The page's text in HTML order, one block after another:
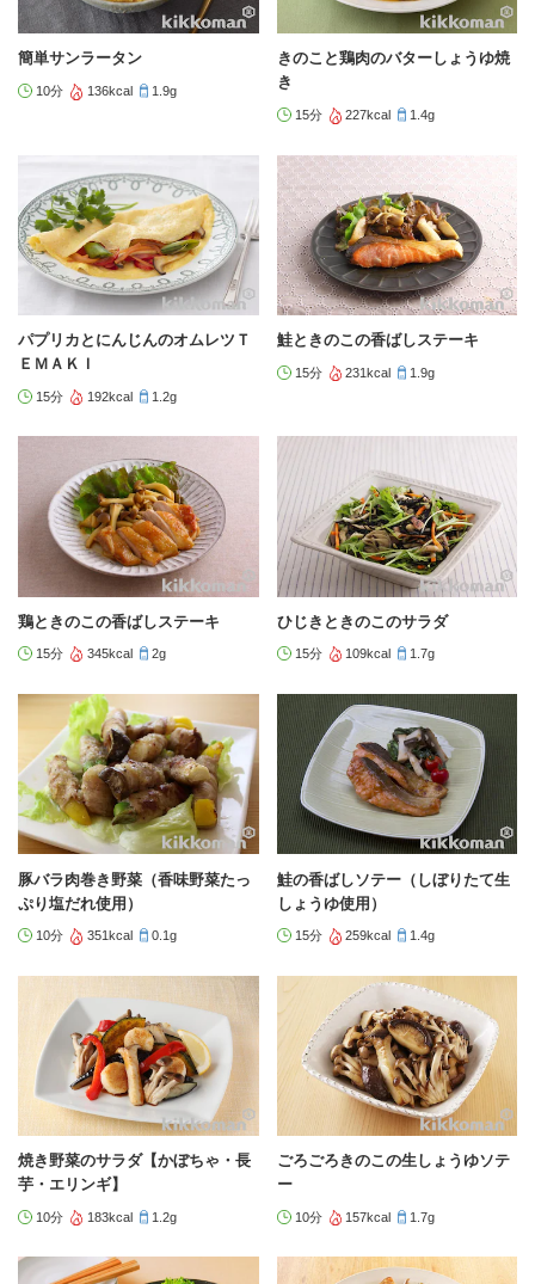
簡単サンラータン
10分 136kcal 1.9g
きのこと鶏肉のバターしょうゆ焼
き
15分 227kcal 1.4g
パプリカとにんじんのオムレツＴ
ＥＭＡＫＩ
15分 192kcal 1.2g
鮭ときのこの香ばしステーキ
15分 231kcal 1.9g
鶏ときのこの香ばしステーキ
15分 345kcal 2g
ひじきときのこのサラダ
15分 109kcal 1.7g
豚バラ肉巻き野菜（香味野菜たっ
ぷり塩だれ使用）
10分 351kcal 0.1g
鮭の香ばしソテー（しぼりたて生
しょうゆ使用）
15分 259kcal 1.4g
焼き野菜のサラダ【かぼちゃ・長
芋・エリンギ】
10分 183kcal 1.2g
ごろごろきのこの生しょうゆソテ
ー
10分 157kcal 1.7g